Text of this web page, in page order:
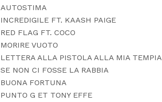
AUTOSTIMA
INCREDIGILE FT. KAASH PAIGE
RED FLAG FT. COCO
MORIRE VUOTO
LETTERA ALLA PISTOLA ALLA MIA TEMPIA
SE NON CI FOSSE LA RABBIA
BUONA FORTUNA
PUNTO G ET TONY EFFE